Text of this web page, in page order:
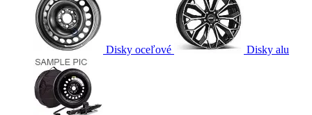
Disky oceľové Disky alu